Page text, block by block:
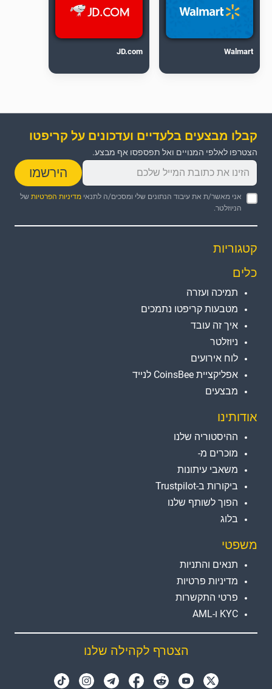
Walmart
JD.com
קבלו מבצעים בלעדיים ועדכונים על קריפטו
הצטרפו לאלפי המנויים ואל תפספסו אף מבצע.
הירשמו
אני מאשר/ת את עיבוד הנתונים שלי ומסכים/ה לתנאימדיניות הפרטיות של
הניוזלטר.
קטגוריות
כלים
תמיכה ועזרה
מטבעות קריפטו נתמכים
איך זה עובד
ניוזלטר
לוח אירועים
אפליקציית CoinsBee לנייד
מבצעים
אודותינו
ההיסטוריה שלנו
מוכרים מ-
משאבי עיתונות
ביקורות ב-Trustpilot
הפוך לשותף שלנו
בלוג
משפטי
תנאים והתניות
מדיניות פרטיות
פרטי התקשרות
KYC ו-AML
הצטרף לקהילה שלנו